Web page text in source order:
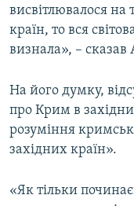
висвітлювалося на
країн, то вся
визнала», – сказав
На його думку,
про Крим в
розуміння
західних країн».
«Як тільки